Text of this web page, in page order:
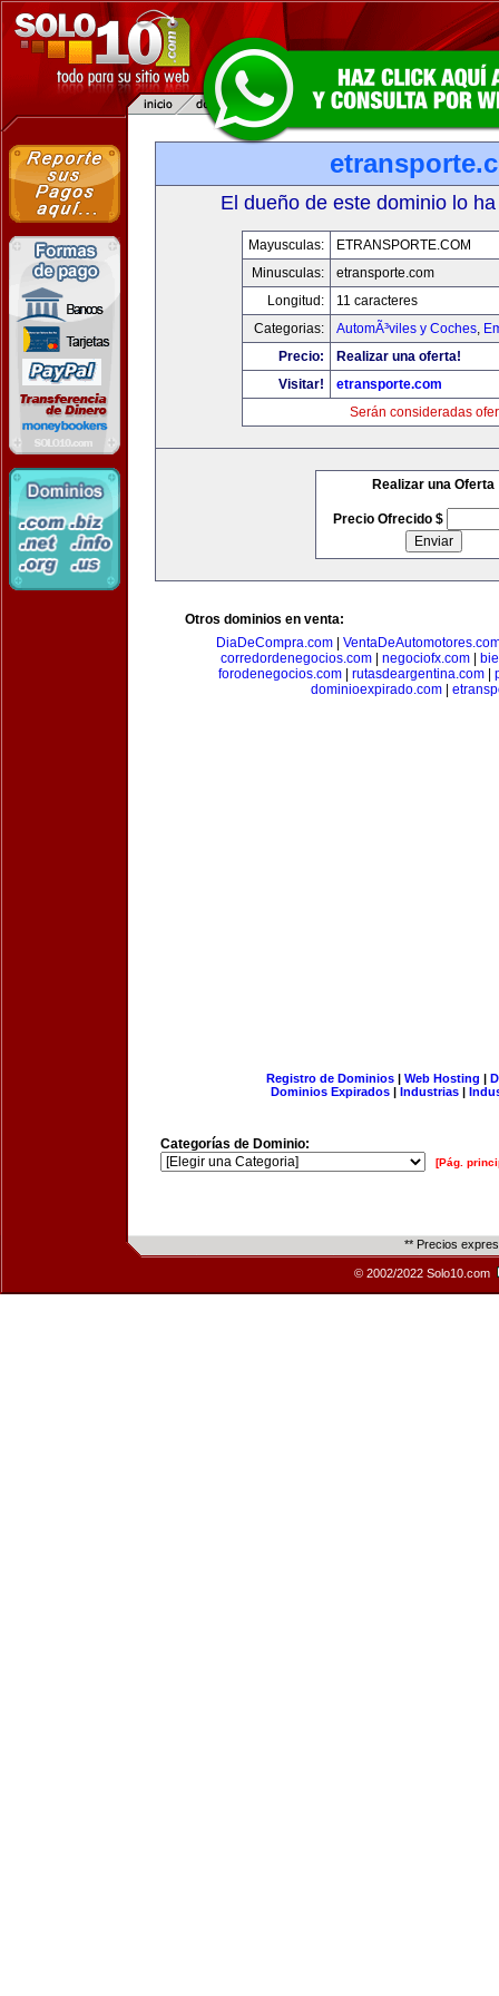
El dueño de este dominio lo
Mayusculas:
ETRANSPORTE.COM
Minusculas:
etransporte.com
Longitud:
11 caracteres
Categorias:
AutomÃ³viles y Coches,
Precio:
Realizar una oferta!
Visitar!
etransporte.com
Serán consideradas
Realizar una Oferta
Precio Ofrecido $
Otros dominios en venta:
DiaDeCompra.com|
corredordenegocios.com
negociofx.com
forodenegocios.com| rutasdeargentina.com|
dominioexpirado.com|
Registro de Dominios| Web Hosting |
Dominios Expirados | Industrias |
Categorías de Dominio:
[Pág.
** Precios
© 2002/2022 Solo10.com